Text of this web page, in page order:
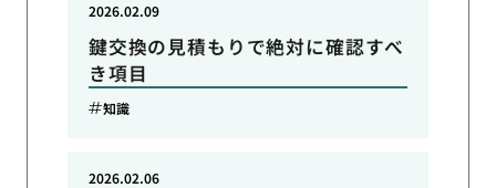
鍵交換の見積もりで絶対に確認すべ
き項目
2026.02.09
知識
2026.02.06